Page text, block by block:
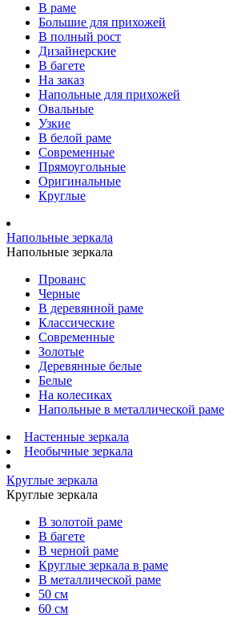
В раме
Большие для прихожей
В полный рост
Дизайнерские
В багете
На заказ
Напольные для прихожей
Овальные
Узкие
В белой раме
Современные
Прямоугольные
Оригинальные
Круглые
Напольные зеркала
Напольные зеркала
Прованс
Черные
В деревянной раме
Классические
Современные
Золотые
Деревянные белые
Белые
На колесиках
Напольные в металлической раме
Настенные зеркала
Необычные зеркала
Круглые зеркала
Круглые зеркала
В золотой раме
В багете
В черной раме
Круглые зеркала в раме
В металлической раме
50 см
60 см